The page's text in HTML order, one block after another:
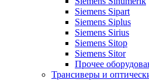
Siemens Sipart
Siemens Siplus
Siemens Sirius
Siemens Sitop
Siemens Sitor
Прочее
Трансиверы и